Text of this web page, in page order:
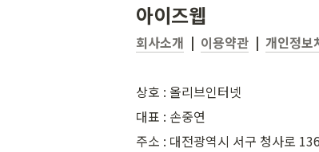
아이즈웹
회사소개
  |
이용약관
  |
개인정보
상호 : 올리브인터넷
대표 : 손중연
주소 : 대전광역시 서구 청사로